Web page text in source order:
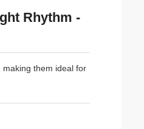
Rhythm -
them ideal for